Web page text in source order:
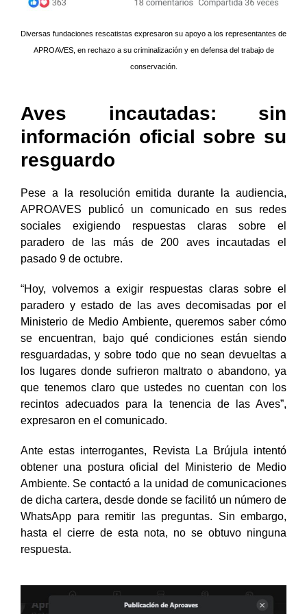
Diversas fundaciones rescatistas expresaron su apoyo a los representantes de
APROAVES, en rechazo a su criminalización y en defensa del trabajo de
conservación.
Aves incautadas: sin
información oficial sobre su
resguardo
Pese a la resolución emitida durante la audiencia,
APROAVES publicó un comunicado en sus redes
sociales exigiendo respuestas claras sobre el
paradero de las más de 200 aves incautadas el
pasado 9 de octubre.
“Hoy, volvemos a exigir respuestas claras sobre el
paradero y estado de las aves decomisadas por el
Ministerio de Medio Ambiente, queremos saber cómo
se encuentran, bajo qué condiciones están siendo
resguardadas, y sobre todo que no sean devueltas a
los lugares donde sufrieron maltrato o abandono, ya
que tenemos claro que ustedes no cuentan con los
recintos adecuados para la tenencia de las Aves”,
expresaron en el comunicado.
Ante estas interrogantes, Revista La Brújula intentó
obtener una postura oficial del Ministerio de Medio
Ambiente. Se contactó a la unidad de comunicaciones
de dicha cartera, desde donde se facilitó un número de
WhatsApp para remitir las preguntas. Sin embargo,
hasta el cierre de esta nota, no se obtuvo ninguna
respuesta.